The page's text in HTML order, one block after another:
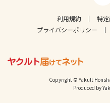
利用規約
特
プライバシーポリシー
Copyright © Yakult
Produced by